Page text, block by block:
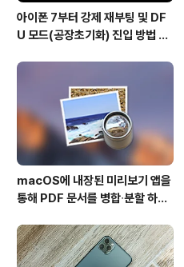
아이폰 7부터 강제 재부팅 및 DF
U 모드(공장초기화) 진입 방법 변
macOS에 내장된 미리보기 앱을
통해 PDF 문서를 병합∙분할 하는